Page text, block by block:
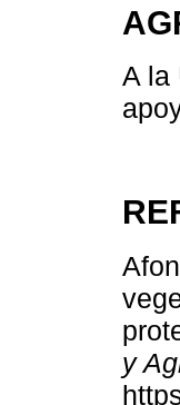
A la
y